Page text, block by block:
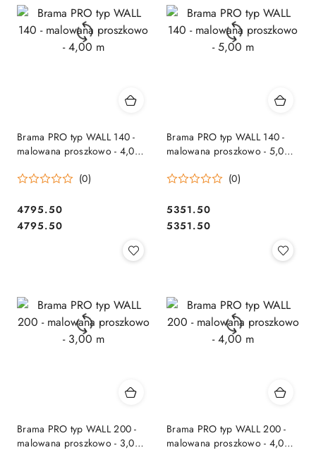
Brama PRO typ WALL 140 -
malowana proszkowo - 4,00
(0)
Cena:
4795.50
Cena:
4795.50
Brama PRO typ WALL 140 -
malowana proszkowo - 5,00
(0)
Cena:
5351.50
Cena:
5351.50
Brama PRO typ WALL 200 -
malowana proszkowo - 3,00
Brama PRO typ WALL 200 -
malowana proszkowo - 4,00